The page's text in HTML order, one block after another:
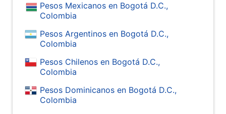
Pesos Mexicanos en Bogotá D.C.,
Colombia
Pesos Argentinos en Bogotá D.C.,
Colombia
Pesos Chilenos en Bogotá D.C.,
Colombia
Pesos Dominicanos en Bogotá D.C.,
Colombia